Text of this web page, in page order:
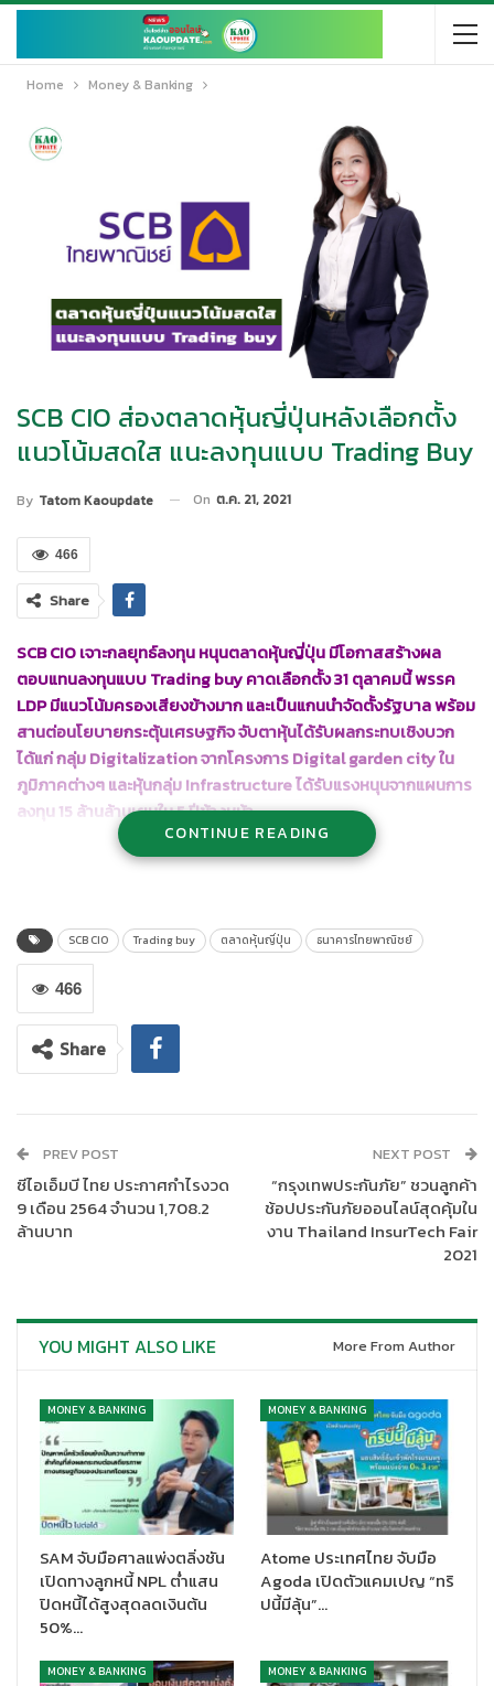
Home Money & Banking
SCB CIO ส่องตลาดหุ้นญี่ปุ่นหลังเลือกตั้ง
แนวโน้มสดใส แนะลงทุนแบบ Trading Buy
By Tatom Kaoupdate On ต.ค. 21, 2021
466
Share
SCB CIO เจาะกลยุทธ์ลงทุน หนุนตลาดหุ้นญี่ปุ่น มีโอกาสสร้างผล
ตอบแทนลงทุนแบบ Trading buy คาดเลือกตั้ง 31 ตุลาคมนี้ พรรค
LDP มีแนวโน้มครองเสียงข้างมาก และเป็นแกนนำจัดตั้งรัฐบาล พร้อม
สานต่อนโยบายกระตุ้นเศรษฐกิจ จับตาหุ้นได้รับผลกระทบเชิงบวก
ได้แก่ กลุ่ม Digitalization จากโครงการ Digital garden city ใน
ภูมิภาคต่างๆ และหุ้นกลุ่ม Infrastructure ได้รับแรงหนุนจากแผนการ
ลงทุน 15 ล้านล้านเยนใน 5 ปีข้างหน้า
นางสาวเกษรี อายุตตะกะ, CFP® ผู้อำนวยการกลยุทธ์การลงทุน SCB
ทั่วไปของญี่ปุ่นจะมีขึ้นในวันที่ 31 ต.ค.นี้ หลังนายฟุมิโอะ คิชิดะ หัวหน้า
พรรค LDP (Liberal Democratic Party) และนายกรัฐมนตรีคนใหม่
ของญี่ปุ่น ได้ประกาศยุบสภาผู้แทนราษฎร (สภาล่าง) เมื่อวันที่ 14
ต.ค.ที่ผ่านมา ผลการสำรวจความคิดเห็นที่จัดทำขึ้นโดยสำนักข่าวเกีย
ว บ่งชี้ว่า ผู้ตอบรับแบบสอบถาม 29.6% ระบุว่า จะเลือกพรรค LDP ที่
นำโดยนายคิชิดะ ส่วนพรรค Komeito ซึ่งเป็นพรรคร่วมรัฐบาล และ
เลือกพรรคใด)
SCB CIO มีมุมมองว่า พรรค LDP ที่นำโดยนายคิชิดะ ยังมีแนวโน้มได้
รับเสียงสนับสนุนมากกว่าพรรคฝ่ายค้านในภาพรวม เนื่องจากคะแนน
ความนิยมของพรรคฝ่ายค้านยังอยู่ในระดับต่ำ และมีความเป็นไปได้
เศรษฐกิจได้โดยคาดว่า ภายหลังเสร็จสิ้นการเลือกตั้ง มีแนวโน้มที่
คณะรัฐมนตรีจะอนุมัติงบประมาณใช้จ่ายส่วนเพิ่ม สำหรับ
สำหรับปีงบประมาณถัดไป ภายในเดือน ธ.ค.นี้ โดยขนาดของแพ็กเก
จกระตุ้นเศรษฐกิจ ตามที่นายคิชิดะ เคยอ้างถึงในช่วงก่อนหน้านี้ จะอยู่
ที่ประมาณ 30 ล้านล้านเยน (คิดเป็น 5.5% ของ GDP) และมีแนว
นโยบายที่เน้นเรียกร้องให้เกิดการกระจายความมั่งคั่งและรณรงค์การ
ลดช่องว่างของรายได้ เน้นฟื้นฟูเศรษฐกิจหลังการระบาด เน้นประเด็น
ความมั่นคงกับเกาหลีเหนือและจีน รวมทั้ง เน้นความสัมพันธ์ที่แนบแน่น
กับชาติตะวันตก โดยมีรายละเอียดเบื้องต้นเพิ่มเติม ดังนี้
CONTINUE READING
SCB CIO Trading buy ตลาดหุ้นญี่ปุ่น ธนาคารไทยพาณิชย์
466
Share
PREV POST
ซีไอเอ็มบี ไทย ประกาศกำไรงวด
9 เดือน 2564 จำนวน 1,708.2
ล้านบาท
NEXT POST
“กรุงเทพประกันภัย” ชวนลูกค้า
ช้อปประกันภัยออนไลน์สุดคุ้มใน
งาน Thailand InsurTech Fair
2021
YOU MIGHT ALSO LIKE More From Author
MONEY & BANKING
SAM จับมือศาลแพ่งตลิ่งชัน
เปิดทางลูกหนี้ NPL ต่ำแสน
ปิดหนี้ได้สูงสุดลดเงินต้น
50%…
MONEY & BANKING
Atome ประเทศไทย จับมือ
Agoda เปิดตัวแคมเปญ “ทริ
ปนี้มีลุ้น”…
MONEY & BANKING MONEY & BANKING